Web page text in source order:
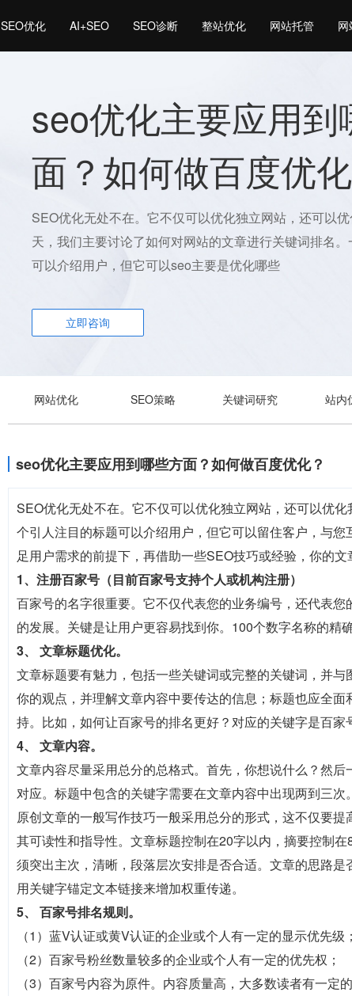
SEO优化 AI+SEO SEO诊断 整站优化 网站托管
seo优化主要应用到
面？如何做百度优
SEO优化无处不在。它不仅可以优化独立网站，还可以
天，我们主要讨论了如何对网站的文章进行关键词排名
可以介绍用户，但它可以seo主要是优化哪些
立即咨询
网站优化 SEO策略 关键词研究 站内
seo优化主要应用到哪些方面？如何做百度优化？
SEO优化无处不在。它不仅可以优化独立网站，还可以优
个引人注目的标题可以介绍用户，但它可以留住客户，与
足用户需求的前提下，再借助一些SEO技巧或经验，你的文
1、注册百家号（目前百家号支持个人或机构注册）
百家号的名字很重要。它不仅代表您的业务编号，还代表
的发展。关键是让用户更容易找到你。100个数字名称的精
3、 文章标题优化。
文章标题要有魅力，包括一些关键词或完整的关键词，并
你的观点，并理解文章内容中要传达的信息；标题也应全
持。比如，如何让百家号的排名更好？对应的关键字是百
4、 文章内容。
文章内容尽量采用总分的总格式。首先，你想说什么？然
对应。标题中包含的关键字需要在文章内容中出现两到三次。
原创文章的一般写作技巧一般采用总分的形式，这不仅要
其可读性和指导性。文章标题控制在20字以内，摘要控制
须突出主次，清晰，段落层次安排是否合适。文章的思路
用关键字锚定文本链接来增加权重传递。
5、 百家号排名规则。
（1）蓝V认证或黄V认证的企业或个人有一定的显示优先级；
（2）百家号粉丝数量较多的企业或个人有一定的优先权；
（3）百家号内容为原件。内容质量高，大多数读者有一定